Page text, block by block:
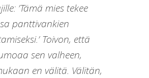
’Tämä mies tekee
panttivankien
Toivon, että
sen valheen,
en välitä. Välitän,